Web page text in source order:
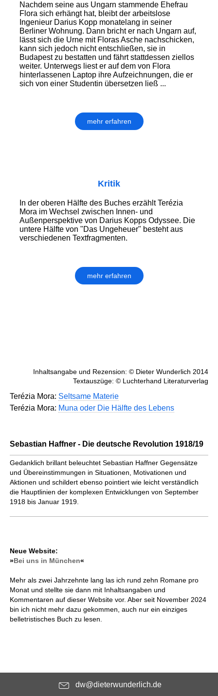
Nachdem seine aus Ungarn stammende Ehefrau
Flora sich erhängt hat, bleibt der arbeitslose
Ingenieur Darius Kopp monatelang in seiner
Berliner Wohnung. Dann bricht er nach Ungarn auf,
lässt sich die Urne mit Floras Asche nachschicken,
kann sich jedoch nicht entschließen, sie in
Budapest zu bestatten und fährt stattdessen ziellos
weiter. Unterwegs liest er auf dem von Flora
hinterlassenen Laptop ihre Aufzeichnungen, die er
sich von einer Studentin übersetzen ließ ...
mehr erfahren
Kritik
In der oberen Hälfte des Buches erzählt Terézia
Mora im Wechsel zwischen Innen- und
Außenperspektive von Darius Kopps Odyssee. Die
untere Hälfte von "Das Ungeheuer" besteht aus
verschiedenen Textfragmenten.
mehr erfahren
Inhaltsangabe und Rezension: © Dieter Wunderlich 2014
Textauszüge: © Luchterhand Literaturverlag
Terézia Mora: Seltsame Materie
Terézia Mora: Muna oder Die Hälfte des Lebens
Sebastian Haffner - Die deutsche Revolution 1918/19
Gedanklich brillant beleuchtet Sebastian Haffner Gegensätze
und Übereinstimmungen in Situationen, Motivationen und
Aktionen und schildert ebenso pointiert wie leicht verständlich
die Hauptlinien der komplexen Entwicklungen von September
1918 bis Januar 1919.
Neue Website:
»Bei uns in München«
Mehr als zwei Jahrzehnte lang las ich rund zehn Romane pro
Monat und stellte sie dann mit Inhaltsangaben und
Kommentaren auf dieser Website vor. Aber seit November 2024
bin ich nicht mehr dazu gekommen, auch nur ein einziges
belletristisches Buch zu lesen.
dw@dieterwunderlich.de